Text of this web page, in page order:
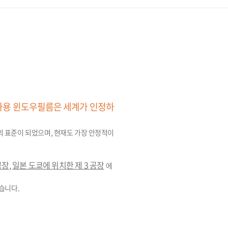
윈도우필름은 세계가 인정하
준이 되었으며, 현재도 가장 안정적이
,일본 도쿄에 위치한 제 3 공장 에
니다.